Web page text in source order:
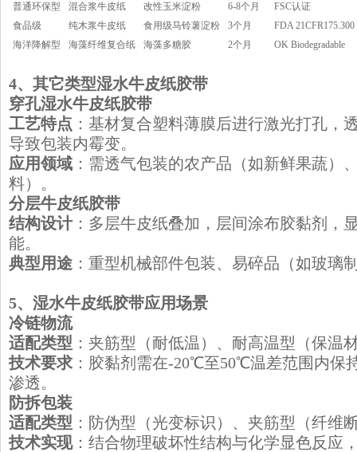
普通环保型
混合浆牛皮纸 改性玉米淀粉 6-8个月
FSC认证
食品级
纯木浆牛皮纸 食用级马铃薯淀粉 3个月
FDA 21CFR175.300
海洋降解型
海藻纤维复合纸 海藻多糖胶 2个月 OK Biodegradable
​4、其它类型湿水牛皮纸胶带
​穿孔湿水牛皮纸胶带
工艺特点 ：基材复合塑料薄膜后进行激光打孔，
导致包装内霉变。
应用领域 ：需透气包装的农产品（如新鲜果蔬）
料）。
​分层牛皮纸胶带
结构设计：多层牛皮纸叠加，层间涂布胶黏剂，
能。
典型用途 ：重型机械部件包装、易碎品（如玻璃
​5、湿水牛皮纸胶带应用场景
​冷链物流
适配类型 ：夹筋型（耐低温）、耐高温型（保温
技术要求 ：胶黏剂需在-20℃至50℃温差范围内保
渗透。
​防拆包装
适配类型 ：防伪型（光变标识）、夹筋型（纤维
技术实现：结合物理破坏性结构与化学显色反应